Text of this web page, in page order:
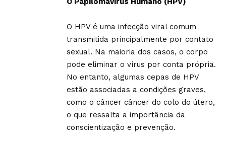
O HPV é uma infecção viral comum
transmitida principalmente por contato
sexual. Na maioria dos casos, o corpo
pode eliminar o vírus por conta própria.
No entanto, algumas cepas de HPV
estão associadas a condições graves,
como o câncer câncer do colo do útero,
o que ressalta a importância da
conscientização e prevenção.